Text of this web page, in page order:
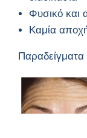
Φυσικό και
Καμία